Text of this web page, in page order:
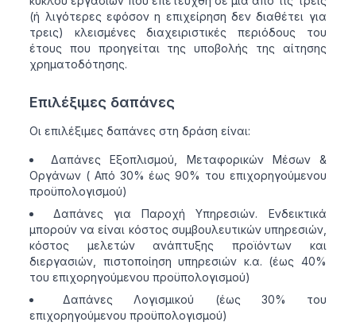
(ή λιγότερες εφόσον η επιχείρηση δεν διαθέτει για
τρεις) κλεισμένες διαχειριστικές περιόδους του
έτους που προηγείται της υποβολής της αίτησης
χρηματοδότησης.
Επιλέξιμες δαπάνες
Οι επιλέξιμες δαπάνες στη δράση είναι:
Δαπάνες Εξοπλισμού, Μεταφορικών Μέσων &
Οργάνων ( Από 30% έως 90% του επιχορηγούμενου
προϋπολογισμού)
Δαπάνες για Παροχή Υπηρεσιών. Ενδεικτικά
μπορούν να είναι κόστος συμβουλευτικών υπηρεσιών,
κόστος μελετών ανάπτυξης προϊόντων και
διεργασιών, πιστοποίηση υπηρεσιών κ.α. (έως 40%
του επιχορηγούμενου προϋπολογισμού)
Δαπάνες Λογισμικού (έως 30% του
επιχορηγούμενου προϋπολογισμού)